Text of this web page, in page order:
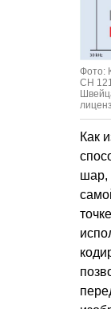
Фото:
CH
Как
шар,